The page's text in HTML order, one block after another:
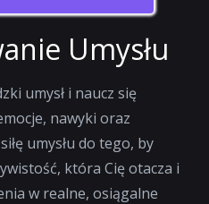
Umysłu
umysł i naucz się
nawyki oraz
umysłu do tego, by
która Cię otacza i
w realne, osiągalne